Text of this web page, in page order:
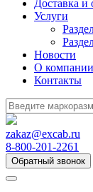
Доставка и
Услуги
Новости
О компании
Контакты
zakaz@excab.ru
8-800-201-2261
Обратный звонок